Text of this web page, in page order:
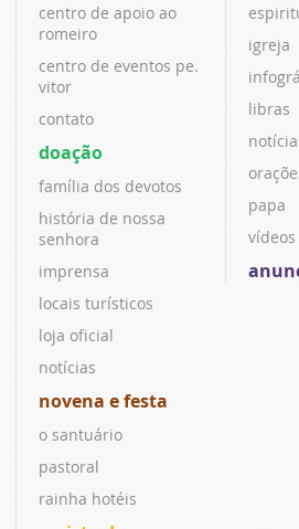
centro de apoio ao
romeiro
centro de eventos pe.
vitor
contato
doação
família dos devotos
história de nossa
senhora
imprensa
locais turísticos
loja oficial
notícias
novena e festa
o santuário
pastoral
rainha hotéis
igreja
libras
papa
vídeos